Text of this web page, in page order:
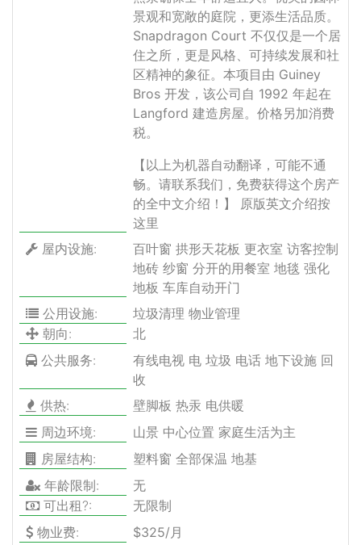
景观和宽敞的庭院，更添生活品质。
Snapdragon Court 不仅仅是一个居
住之所，更是风格、可持续发展和社
区精神的象征。本项目由 Guiney
Bros 开发，该公司自 1992 年起在
Langford 建造房屋。价格另加消费
税。
【以上为机器自动翻译，可能不通
畅。请联系我们，免费获得这个房产
的全中文介绍！】 原版英文介绍按
这里
屋内设施:
百叶窗 拱形天花板 更衣室 访客控制
地砖 纱窗 分开的用餐室 地毯 强化
地板 车库自动开门
公用设施:
垃圾清理 物业管理
朝向:
北
公共服务:
有线电视 电 垃圾 电话 地下设施 回
收
供热:
壁脚板 热汞 电供暖
周边环境:
山景 中心位置 家庭生活为主
房屋结构:
塑料窗 全部保温 地基
年龄限制:
无
可出租?:
无限制
物业费:
$325/月